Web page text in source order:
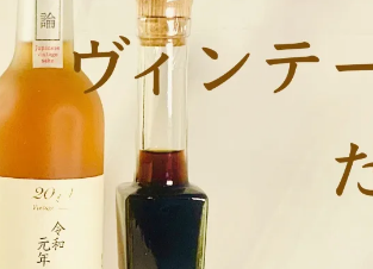
書籍・雑誌出版
チャレンジ
CAMPFIRE for Social Good